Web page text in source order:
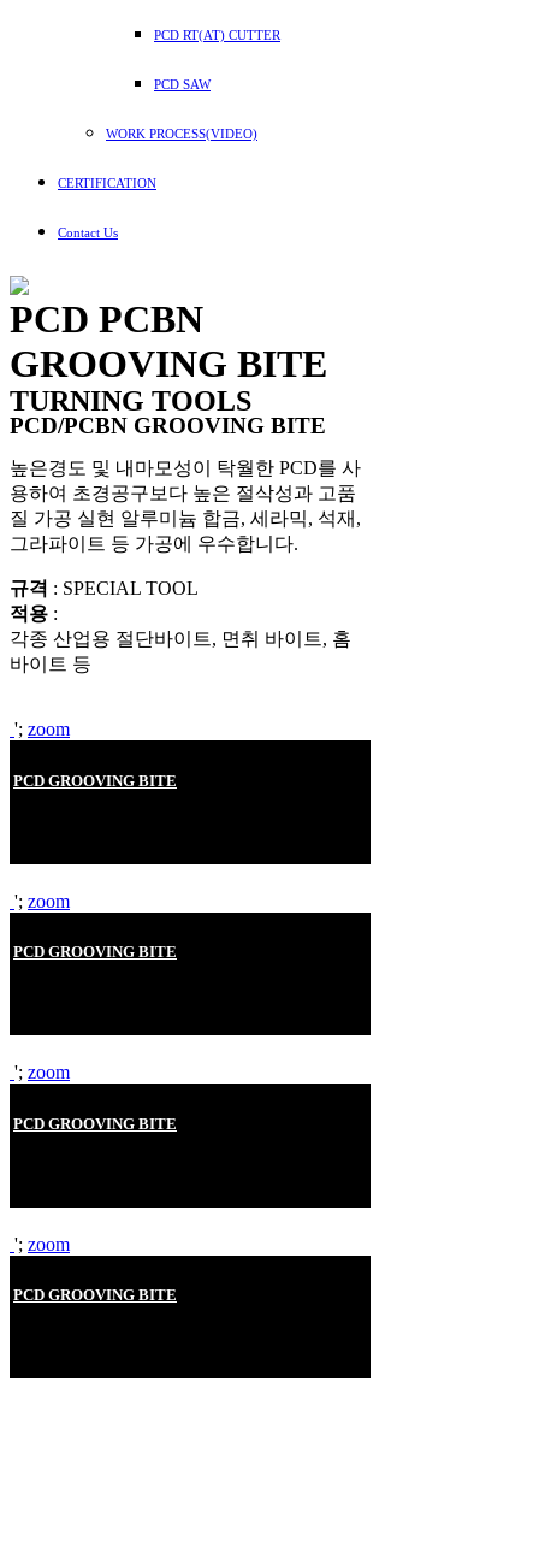
PCD RT(AT) CUTTER
PCD SAW
WORK PROCESS(VIDEO)
CERTIFICATION
Contact Us
PCD PCBN
GROOVING BITE
TURNING TOOLS
PCD/PCBN GROOVING BITE
높은경도 및 내마모성이 탁월한 PCD를 사
용하여 초경공구보다 높은 절삭성과 고품
질 가공 실현 알루미늄 합금, 세라믹, 석재,
그라파이트 등 가공에 우수합니다.
규격 : SPECIAL TOOL
적용 :
각종 산업용 절단바이트, 면취 바이트, 홈
바이트 등
'; zoom
PCD GROOVING BITE
'; zoom
PCD GROOVING BITE
'; zoom
PCD GROOVING BITE
'; zoom
PCD GROOVING BITE